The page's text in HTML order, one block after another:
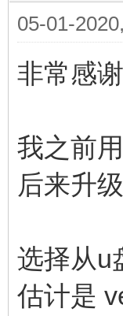
05-01-
非常感
我之前
后来升
选择从u
估计是